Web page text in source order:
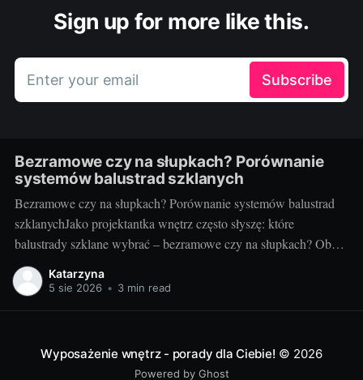
Sign up for more like this.
Enter your email Subscribe
Bezramowe czy na słupkach? Porównanie
systemów balustrad szklanych
Bezramowe czy na słupkach? Porównanie systemów balustrad
szklanychJako projektantka wnętrz często słyszę: które
balustrady szklane wybrać – bezramowe czy na słupkach? Oba
systemy potrafią wyglądać zjawiskowo i podnieść wartość
nieruchomości, ale różnią się konstrukcją, montażem i
Katarzyna
5 sie 2026 • 3 min read
Wyposażenie wnętrz - porady dla Ciebie! © 2026
Powered by Ghost